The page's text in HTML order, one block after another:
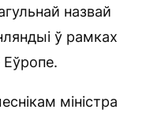
назвай
ў рамках
Еўропе.
міністра